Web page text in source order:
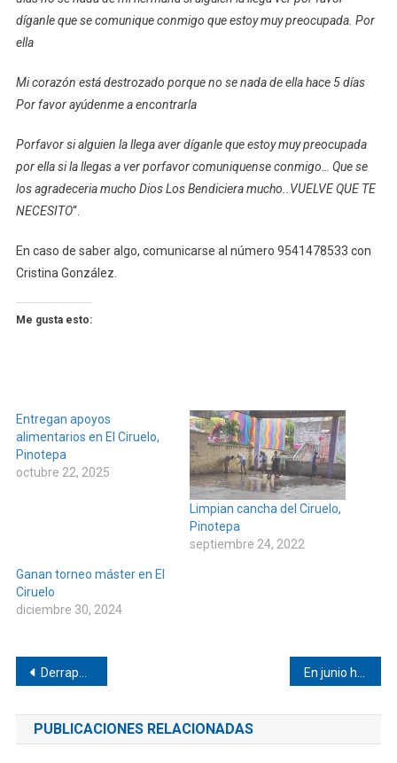
díganle que se comunique conmigo que estoy muy preocupada. Por
ella
Mi corazón está destrozado porque no se nada de ella hace 5 días
Por favor ayúdenme a encontrarla
Porfavor si alguien la llega aver díganle que estoy muy preocupada
por ella si la llegas a ver porfavor comuniquense conmigo… Que se
los agradeceria mucho Dios Los Bendiciera mucho..VUELVE QUE TE
NECESITO“.
En caso de saber algo, comunicarse al número 9541478533 con
Cristina González.
Me gusta esto:
Entregan apoyos
alimentarios en El Ciruelo,
Pinotepa
octubre 22, 2025
Limpian cancha del Ciruelo,
Pinotepa
septiembre 24, 2022
Ganan torneo máster en El
Ciruelo
diciembre 30, 2024
Navegación
de
entradas
Derrapa motociclista en Pinotepa
PUBLICACIONES RELACIONADAS